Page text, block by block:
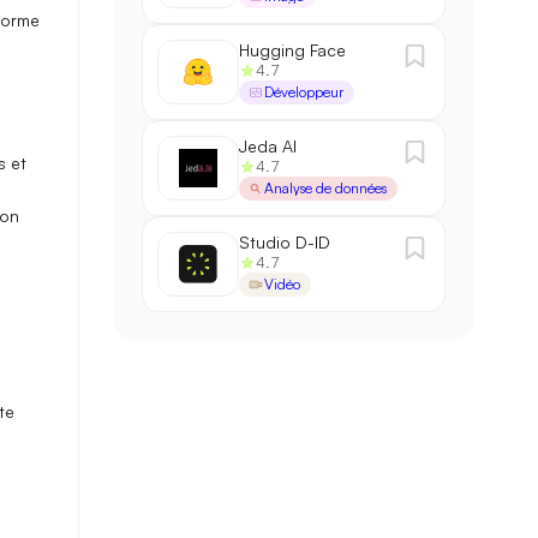
et
Hugging Face
4.7
Développeur
Jeda AI
4.7
Analyse de données
Studio D-ID
4.7
Vidéo